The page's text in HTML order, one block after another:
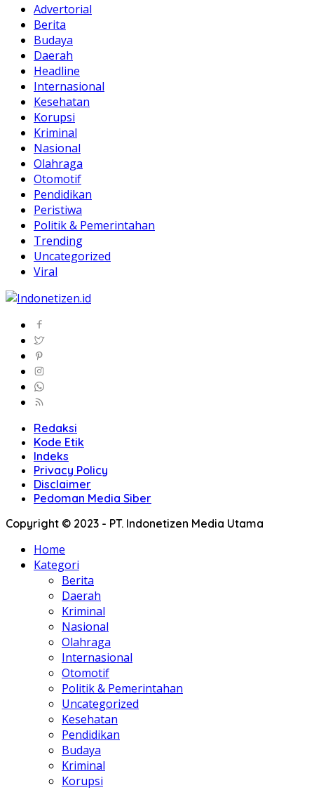
Advertorial
Berita
Budaya
Daerah
Headline
Internasional
Kesehatan
Korupsi
Kriminal
Nasional
Olahraga
Otomotif
Pendidikan
Peristiwa
Politik & Pemerintahan
Trending
Uncategorized
Viral
Redaksi
Kode Etik
Indeks
Privacy Policy
Disclaimer
Pedoman Media Siber
Copyright © 2023 - PT. Indonetizen Media Utama
Home
Kategori
Berita
Daerah
Kriminal
Nasional
Olahraga
Internasional
Otomotif
Politik & Pemerintahan
Uncategorized
Kesehatan
Pendidikan
Budaya
Kriminal
Korupsi